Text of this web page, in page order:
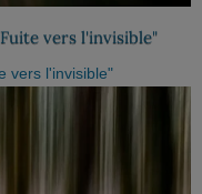
vers l'invisible"
vers l'invisible"